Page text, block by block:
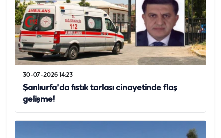
30-07-2026 14:23
Şanlıurfa'da fıstık tarlası cinayetinde flaş
gelişme!